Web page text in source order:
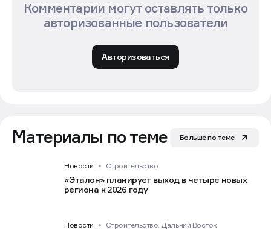
Комментарии могут оставлять только
авторизованные пользователи
Авторизоваться
Материалы по теме Больше по теме
Новости Строительство
«Эталон» планирует выход в четыре новых
региона к 2026 году
Новости Строительство. Дальний Восток